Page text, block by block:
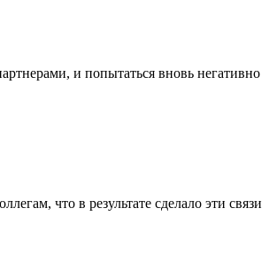
и попытаться вновь негативно
что в результате сделало эти связи